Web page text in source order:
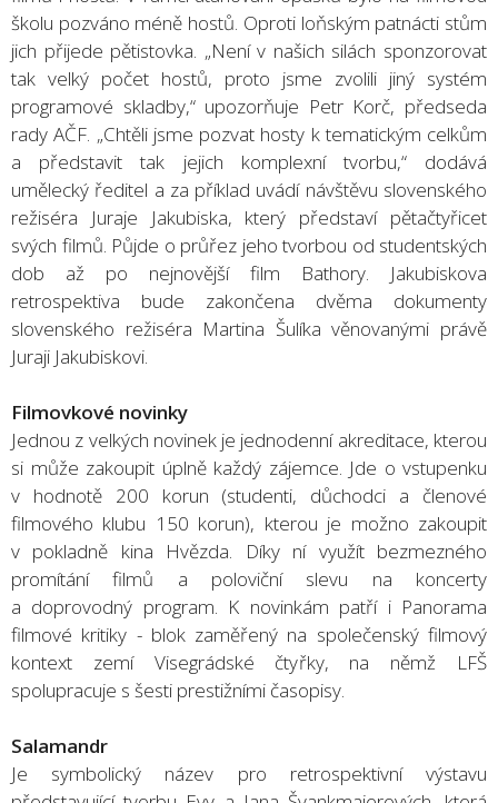
školu pozváno méně hostů. Oproti loňským patnácti stům
jich přijede pětistovka. „Není v našich silách sponzorovat
tak velký počet hostů, proto jsme zvolili jiný systém
programové skladby,“ upozorňuje Petr Korč, předseda
rady AČF. „Chtěli jsme pozvat hosty k tematickým celkům
a představit tak jejich komplexní tvorbu,“ dodává
umělecký ředitel a za příklad uvádí návštěvu slovenského
režiséra Juraje Jakubiska, který představí pětačtyřicet
svých filmů. Půjde o průřez jeho tvorbou od studentských
dob až po nejnovější film Bathory. Jakubiskova
retrospektiva bude zakončena dvěma dokumenty
slovenského režiséra Martina Šulíka věnovanými právě
Juraji Jakubiskovi.
Filmovkové novinky
Jednou z velkých novinek je jednodenní akreditace, kterou
si může zakoupit úplně každý zájemce. Jde o vstupenku
v hodnotě 200 korun (studenti, důchodci a členové
filmového klubu 150 korun), kterou je možno zakoupit
v pokladně kina Hvězda. Díky ní využít bezmezného
promítání filmů a poloviční slevu na koncerty
a doprovodný program. K novinkám patří i Panorama
filmové kritiky - blok zaměřený na společenský filmový
kontext zemí Visegrádské čtyřky, na němž LFŠ
spolupracuje s šesti prestižními časopisy.
Salamandr
Je symbolický název pro retrospektivní výstavu